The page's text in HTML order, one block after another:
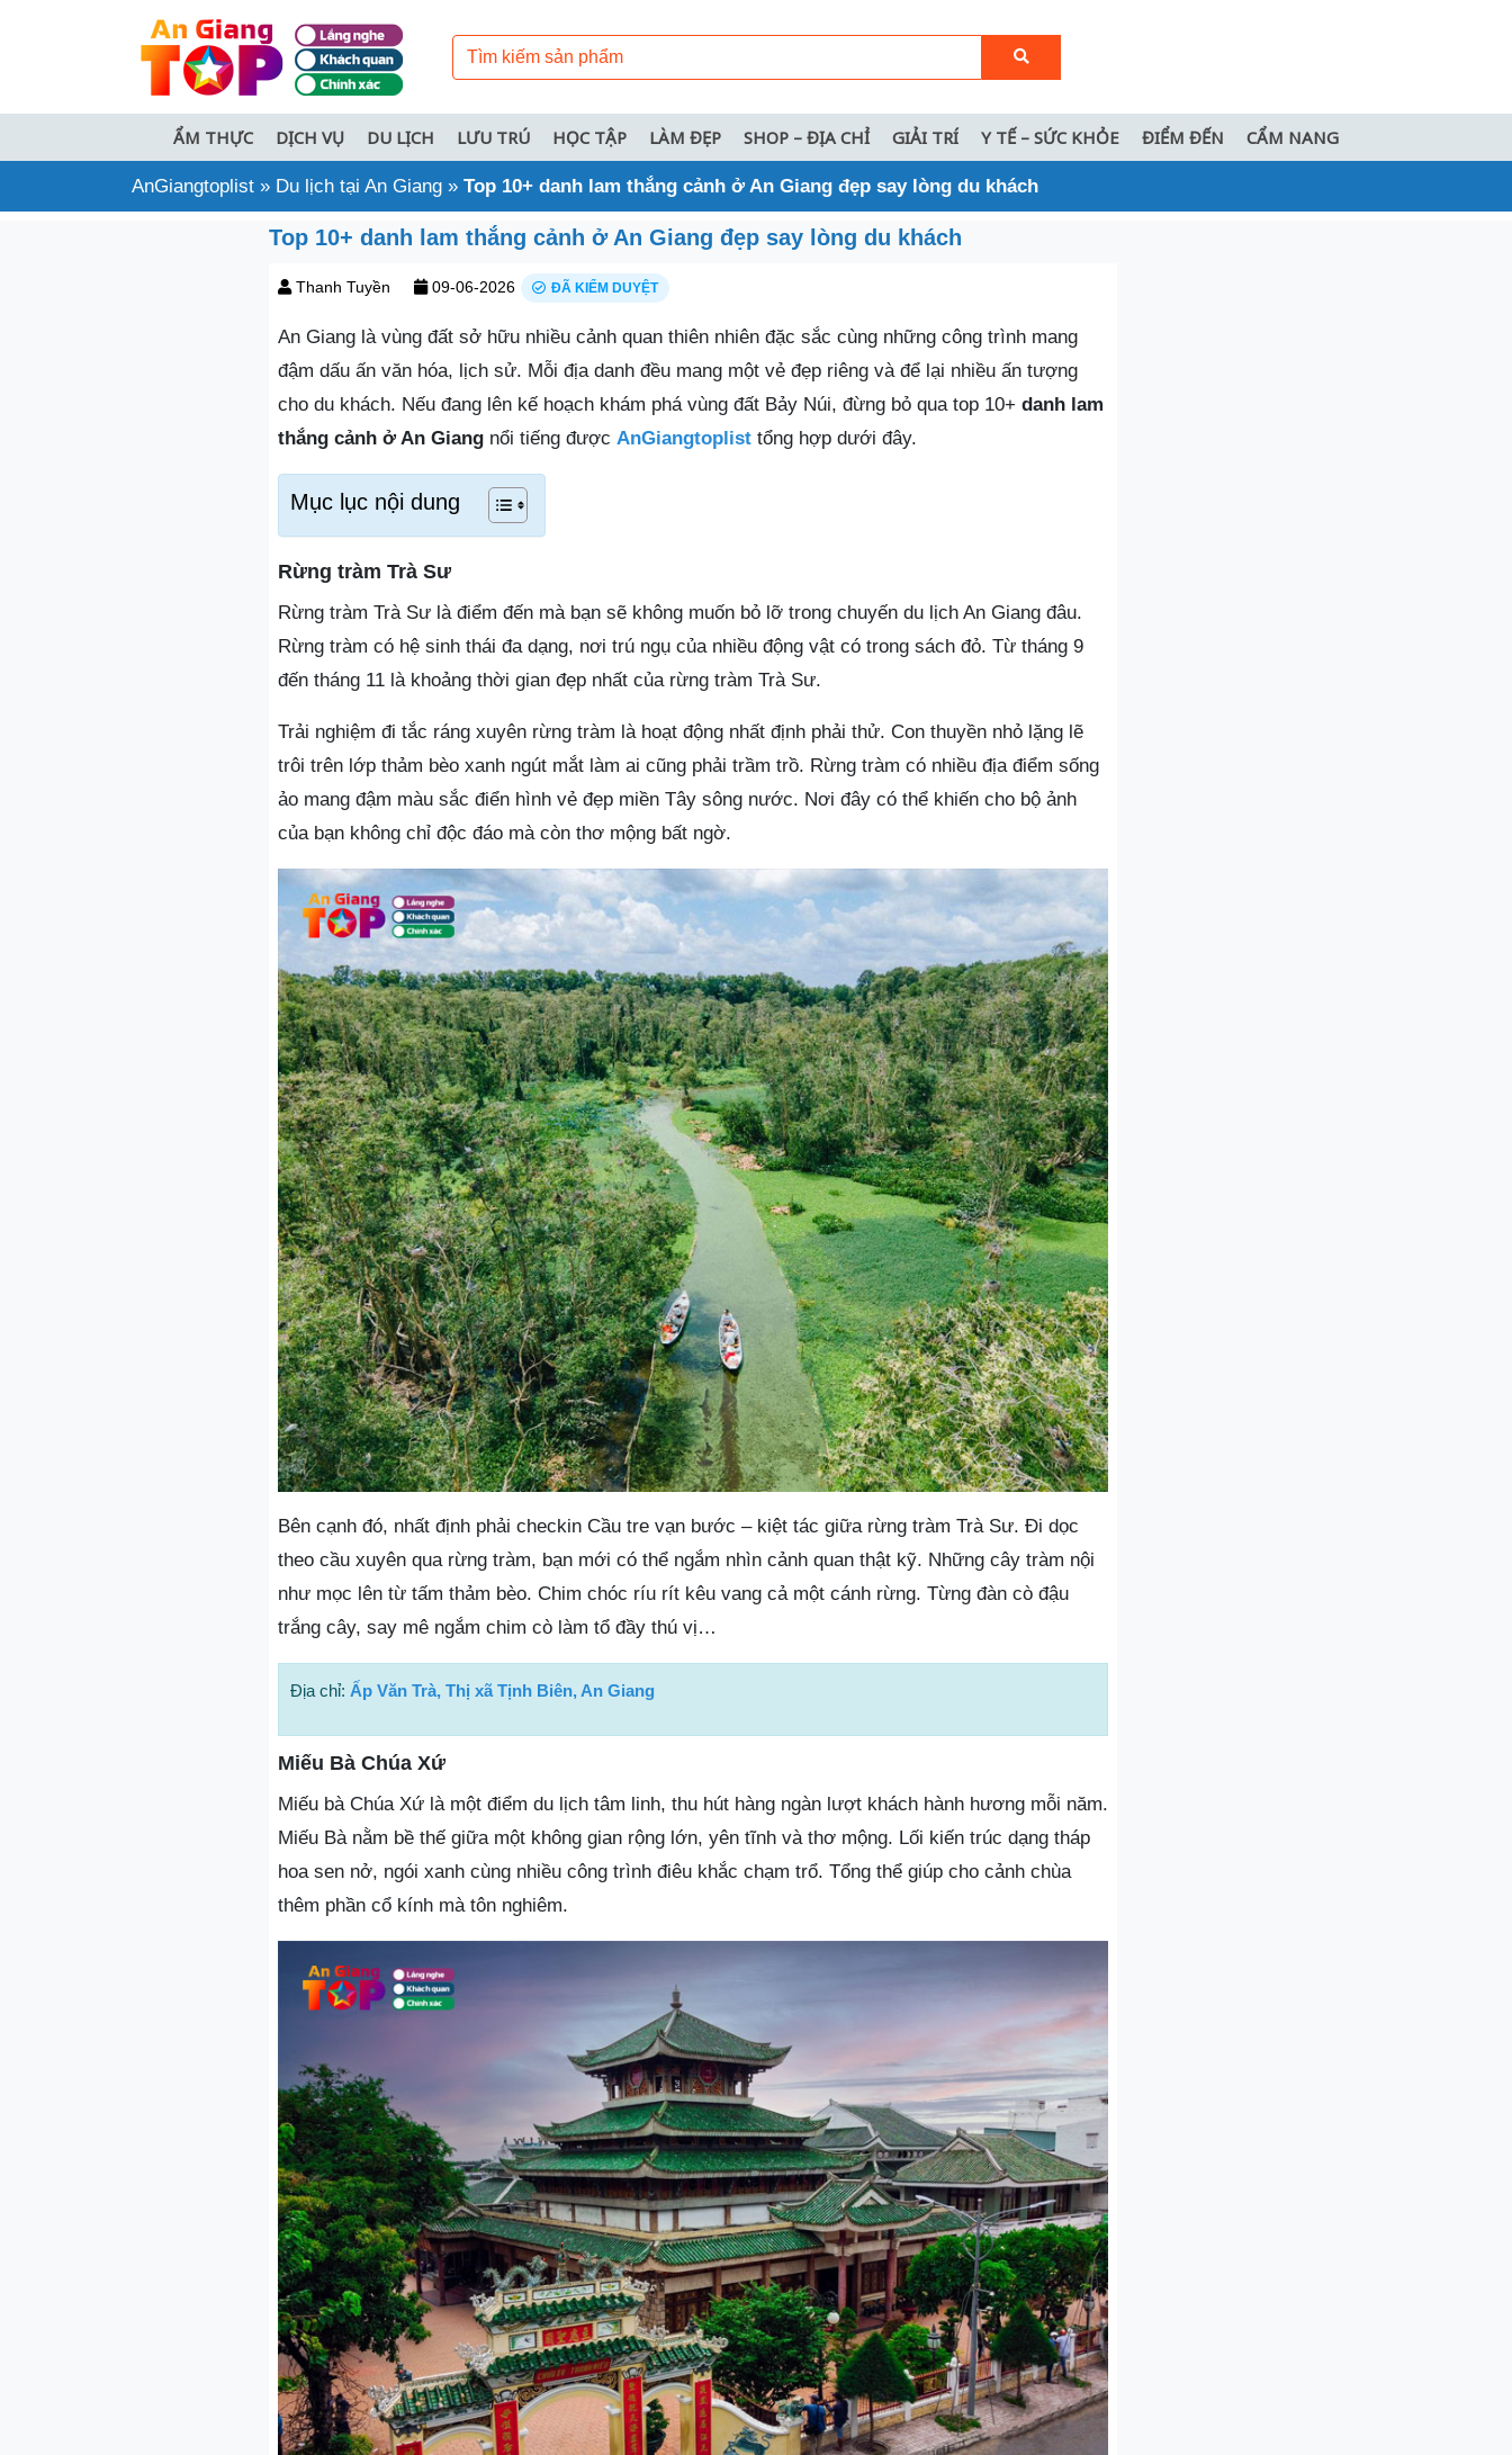
ẨM THỰC DỊCH VỤ DU LỊCH LƯU TRÚ HỌC TẬP LÀM ĐẸP SHOP – ĐỊA CHỈ GIẢI TRÍ Y TẾ – SỨC KHỎE ĐIỂM ĐẾN CẨM NANG
AnGiangtoplist » Du lịch tại An Giang » Top 10+ danh lam thắng cảnh ở An Giang đẹp say lòng du khách
Top 10+ danh lam thắng cảnh ở An Giang đẹp say lòng du khách
Thanh Tuyền 09-06-2026 ĐÃ KIỂM DUYỆT
An Giang là vùng đất sở hữu nhiều cảnh quan thiên nhiên đặc sắc cùng những công trình mang
đậm dấu ấn văn hóa, lịch sử. Mỗi địa danh đều mang một vẻ đẹp riêng và để lại nhiều ấn tượng
cho du khách. Nếu đang lên kế hoạch khám phá vùng đất Bảy Núi, đừng bỏ qua top 10+ danh lam
thắng cảnh ở An Giang nổi tiếng được AnGiangtoplist tổng hợp dưới đây.
Mục lục nội dung
Rừng tràm Trà Sư
Rừng tràm Trà Sư là điểm đến mà bạn sẽ không muốn bỏ lỡ trong chuyến du lịch An Giang đâu.
Rừng tràm có hệ sinh thái đa dạng, nơi trú ngụ của nhiều động vật có trong sách đỏ. Từ tháng 9
đến tháng 11 là khoảng thời gian đẹp nhất của rừng tràm Trà Sư.
Trải nghiệm đi tắc ráng xuyên rừng tràm là hoạt động nhất định phải thử. Con thuyền nhỏ lặng lẽ
trôi trên lớp thảm bèo xanh ngút mắt làm ai cũng phải trầm trồ. Rừng tràm có nhiều địa điểm sống
ảo mang đậm màu sắc điển hình vẻ đẹp miền Tây sông nước. Nơi đây có thể khiến cho bộ ảnh
của bạn không chỉ độc đáo mà còn thơ mộng bất ngờ.
Bên cạnh đó, nhất định phải checkin Cầu tre vạn bước – kiệt tác giữa rừng tràm Trà Sư. Đi dọc
theo cầu xuyên qua rừng tràm, bạn mới có thể ngắm nhìn cảnh quan thật kỹ. Những cây tràm nội
như mọc lên từ tấm thảm bèo. Chim chóc ríu rít kêu vang cả một cánh rừng. Từng đàn cò đậu
trắng cây, say mê ngắm chim cò làm tổ đầy thú vị…
Địa chỉ: Ấp Văn Trà, Thị xã Tịnh Biên, An Giang
Miếu Bà Chúa Xứ
Miếu bà Chúa Xứ là một điểm du lịch tâm linh, thu hút hàng ngàn lượt khách hành hương mỗi năm.
Miếu Bà nằm bề thế giữa một không gian rộng lớn, yên tĩnh và thơ mộng. Lối kiến trúc dạng tháp
hoa sen nở, ngói xanh cùng nhiều công trình điêu khắc chạm trổ. Tổng thể giúp cho cảnh chùa
thêm phần cổ kính mà tôn nghiêm.